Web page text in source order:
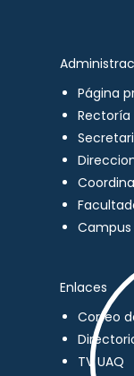
Página
Rectoría
Campus
Enlaces
Correo
TV UAQ